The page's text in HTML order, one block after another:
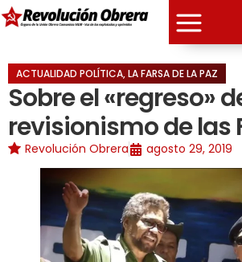
ACTUALIDAD POLÍTICA,LA FARSA DE LA PAZ
Sobre el «regreso»
revisionismo de las
Revolución Obrera agosto 29, 2019